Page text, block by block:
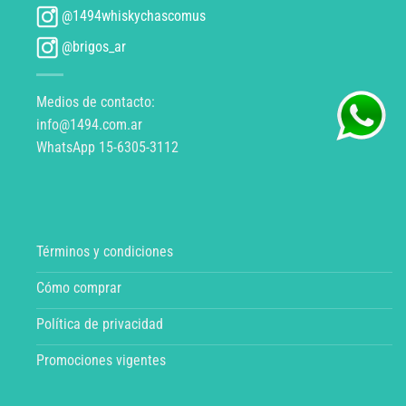
@1494whiskychascomus
@brigos_ar
Medios de contacto:
info@1494.com.ar
WhatsApp 15-6305-3112
Términos y condiciones
Cómo comprar
Política de privacidad
Promociones vigentes